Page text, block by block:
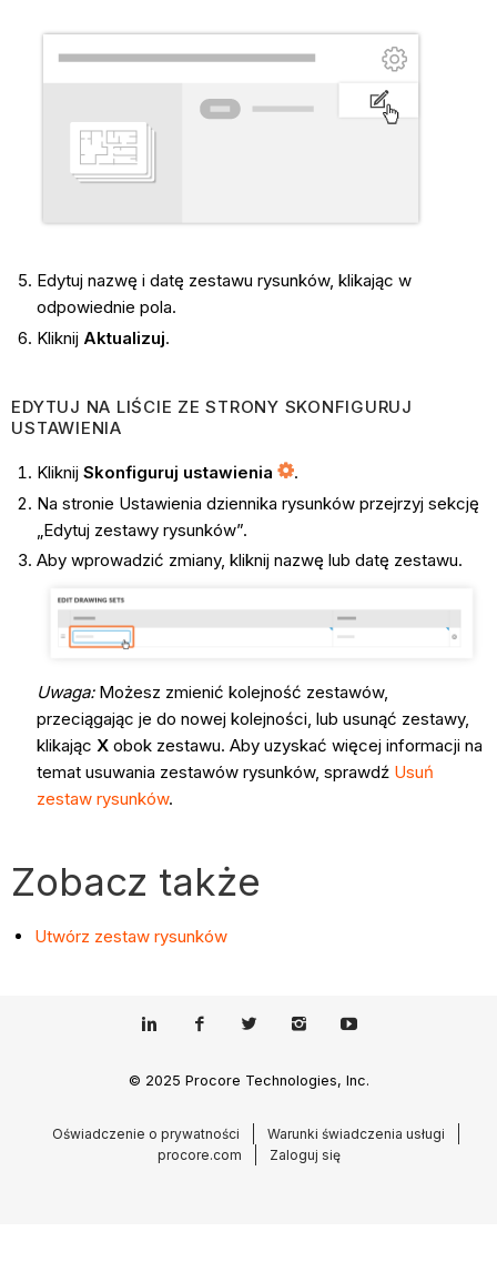
Edytuj nazwę i datę zestawu rysunków, klikając w
odpowiednie pola.
Kliknij Aktualizuj.
EDYTUJ NA LIŚCIE ZE STRONY SKONFIGURUJ
USTAWIENIA
Kliknij Skonfiguruj ustawienia
.
Na stronie Ustawienia dziennika rysunków przejrzyj sekcję
„Edytuj zestawy rysunków”.
Aby wprowadzić zmiany, kliknij nazwę lub datę zestawu.
Uwaga:Możesz zmienić kolejność zestawów,
przeciągając je do nowej kolejności, lub usunąć zestawy,
klikając X obok zestawu. Aby uzyskać więcej informacji na
temat usuwania zestawów rysunków, sprawdź Usuń
zestaw rysunków.
Zobacz także
Utwórz zestaw rysunków
© 2025 Procore Technologies, Inc.
Oświadczenie o prywatności
Warunki świadczenia usługi
procore.com
Zaloguj się